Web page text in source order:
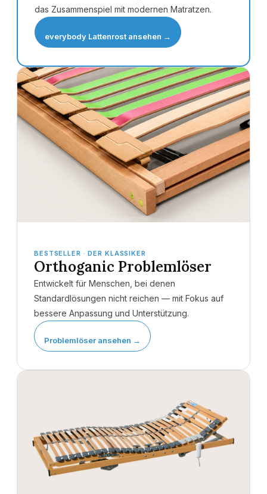
das Zusammenspiel mit modernen Matratzen.
everybody Lattenrost ansehen →
BESTSELLER · DER KLASSIKER
Orthoganic Problemlöser
Entwickelt für Menschen, bei denen
Standardlösungen nicht reichen — mit Fokus auf
bessere Anpassung und Unterstützung.
Problemlöser ansehen →